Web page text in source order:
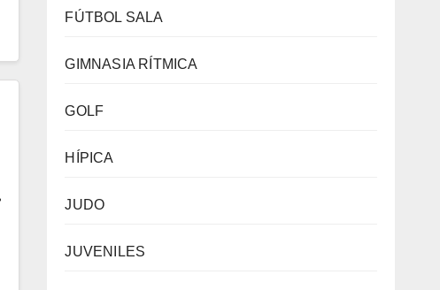
FÚTBOL SALA
GIMNASIA RÍTMICA
GOLF
HÍPICA
JUDO
JUVENILES